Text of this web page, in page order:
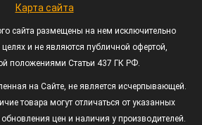
Карта сайта
сайта размещены на нем исключительно
и не являются публичной офертой,
положениями Статьи 437 ГК РФ.
на Сайте, не является исчерпывающей.
товара могут отличаться от указанных
цен и наличия у производителей.